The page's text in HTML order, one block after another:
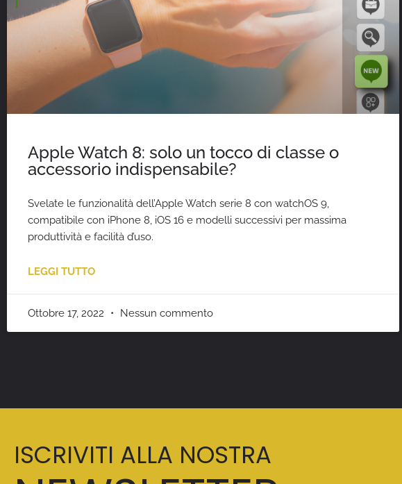
Apple Watch 8: solo un tocco di classe o
accessorio indispensabile?
Svelate le funzionalità dell’Apple Watch serie 8 con watchOS 9,
compatibile con iPhone 8, iOS 16 e modelli successivi per massima
produttività e facilità d’uso.
LEGGI TUTTO
Ottobre 17, 2022 Nessun commento
ISCRIVITI ALLA NOSTRA